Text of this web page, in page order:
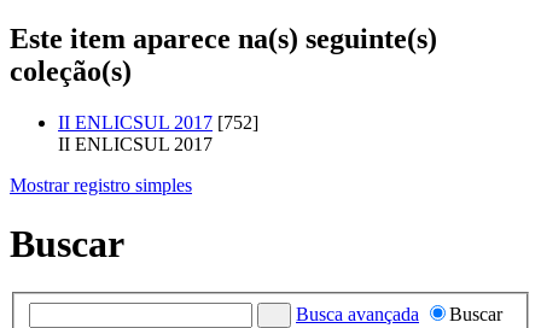
Este item aparece na(s) seguinte(s)
coleção(s)
II ENLICSUL 2017 [752]
II ENLICSUL 2017
Mostrar registro simples
Buscar
Busca avançada
Buscar